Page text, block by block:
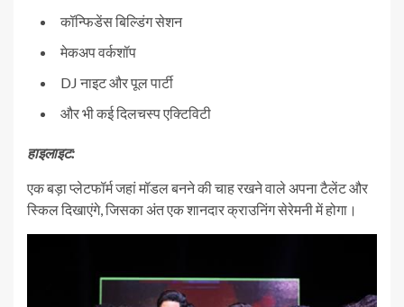
कॉन्फिडेंस बिल्डिंग सेशन
मेकअप वर्कशॉप
DJ नाइट और पूल पार्टी
और भी कई दिलचस्प एक्टिविटी
हाइलाइट:
एक बड़ा प्लेटफॉर्म जहां मॉडल बनने की चाह रखने वाले अपना टैलेंट और
स्किल दिखाएंगे, जिसका अंत एक शानदार क्राउनिंग सेरेमनी में होगा।